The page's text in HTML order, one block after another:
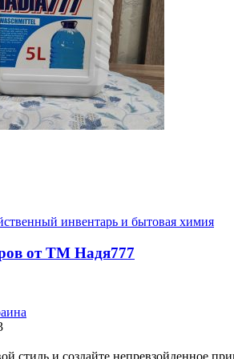
инвентарь и бытовая химия
от ТМ Надя777